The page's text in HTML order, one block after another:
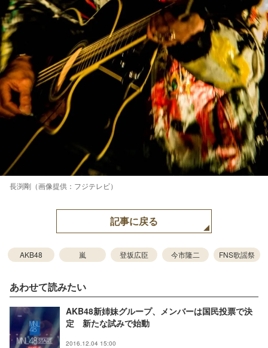
長渕剛（画像提供：フジテレビ）
記事に戻る
AKB48 嵐 登坂広臣 今市隆二 FNS歌謡祭
あわせて読みたい
AKB48新姉妹グループ、メンバーは国民投票で決
定 新たな試みで始動
2016.12.04 15:00